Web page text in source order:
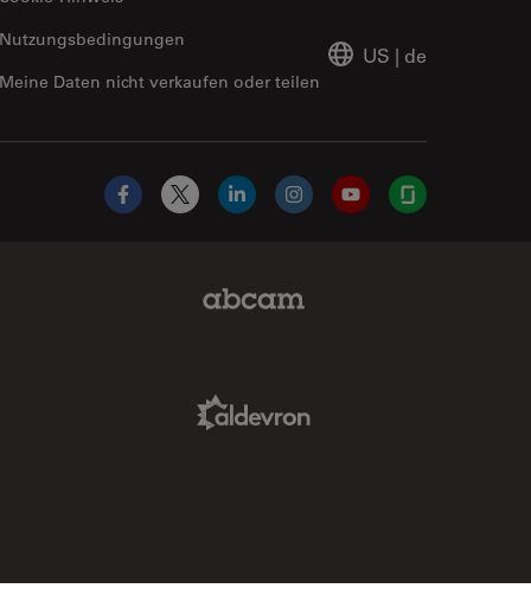
Meine Daten nicht verkaufen oder teilen
Nutzungsbedingungen
US | de
Facebook
X LinkedInInstagramYouTubeGlassdoor